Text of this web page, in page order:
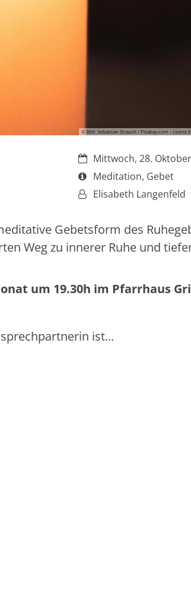
© Bild: Sebastian Strauch / Pixabay.com – Lizenz
Datum:Mittwoch, 28.
Art bzw. Nummer:
Meditation, Gebet
Von:Elisabeth Langenfeld
Gebetsform des
Weg zu innerer Ruhe und
um 19.30h im Pfarrhaus
ist...